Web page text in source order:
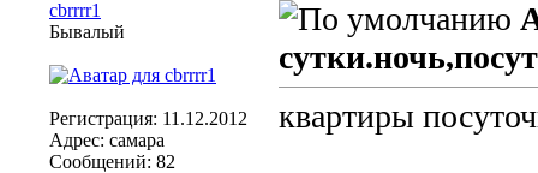
cbrrrr1
Бывалый
Регистрация: 11.12.2012
Адрес: самара
Сообщений: 82
квартиры